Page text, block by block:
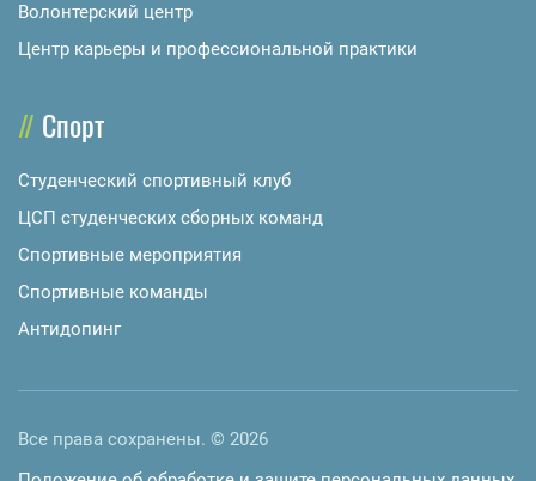
Волонтерский центр
Центр карьеры и профессиональной практики
Спорт
Студенческий спортивный клуб
ЦСП студенческих сборных команд
Спортивные мероприятия
Спортивные команды
Антидопинг
Все права сохранены. © 2026